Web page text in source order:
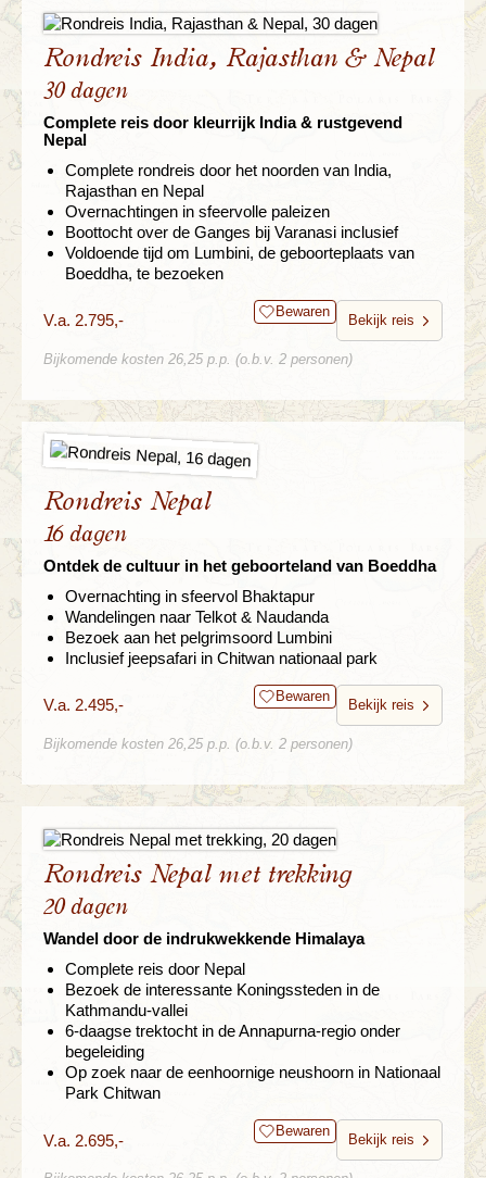
Rondreis India, Rajasthan & Nepal
30 dagen
Complete reis door kleurrijk India & rustgevend
Nepal
Complete rondreis door het noorden van India,
Rajasthan en Nepal
Overnachtingen in sfeervolle paleizen
Boottocht over de Ganges bij Varanasi inclusief
Voldoende tijd om Lumbini, de geboorteplaats van
Boeddha, te bezoeken
V.a. 2.795,- Bewaren
Bekijk reis
Bijkomende kosten 26,25 p.p. (o.b.v. 2 personen)
Rondreis Nepal
16 dagen
Ontdek de cultuur in het geboorteland van Boeddha
Overnachting in sfeervol Bhaktapur
Wandelingen naar Telkot & Naudanda
Bezoek aan het pelgrimsoord Lumbini
Inclusief jeepsafari in Chitwan nationaal park
V.a. 2.495,- Bewaren
Bekijk reis
Bijkomende kosten 26,25 p.p. (o.b.v. 2 personen)
Rondreis Nepal met trekking
20 dagen
Wandel door de indrukwekkende Himalaya
Complete reis door Nepal
Bezoek de interessante Koningssteden in de
Kathmandu-vallei
6-daagse trektocht in de Annapurna-regio onder
begeleiding
Op zoek naar de eenhoornige neushoorn in Nationaal
Park Chitwan
V.a. 2.695,- Bewaren
Bekijk reis